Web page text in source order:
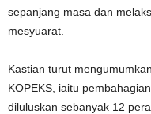
sepanjang masa dan
mesyuarat.
Kastian turut
KOPEKS, iaitu
diluluskan sebanyak 12